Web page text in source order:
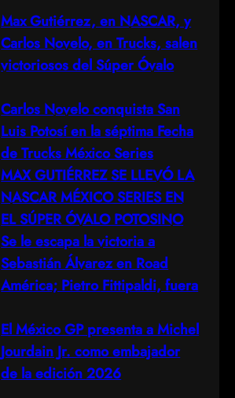
Max Gutiérrez, en NASCAR, y
Carlos Novelo, en Trucks, salen
victoriosos del Súper Óvalo
Carlos Novelo conquista San
Luis Potosí en la séptima Fecha
de Trucks México Series
MAX GUTIÉRREZ SE LLEVÓ LA
NASCAR MÉXICO SERIES EN
EL SÚPER ÓVALO POTOSINO
Se le escapa la victoria a
Sebastián Álvarez en Road
América; Pietro Fittipaldi, fuera
El México GP presenta a Michel
Jourdain Jr. como embajador
de la edición 2026